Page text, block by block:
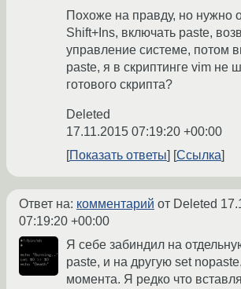
Похоже на правду, но нужно
Shift+Ins, включать paste,
управление системе, потом
paste, я в скриптинге vim не
готового скрипта?
Deleted
17.11.2015 07:19:20 +00:00
Показать ответы
Ссылка
Ответ на: комментарий от Deleted
07:19:20 +00:00
Я себе забиндил на
paste, и на другую set
момента. Я редко что